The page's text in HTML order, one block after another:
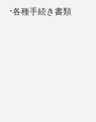
各種手続き書類